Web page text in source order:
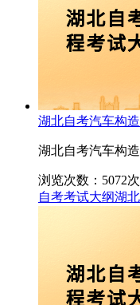
湖北自考汽车构
湖北自考汽车构
浏览次数：5072次
自考考试大纲湖